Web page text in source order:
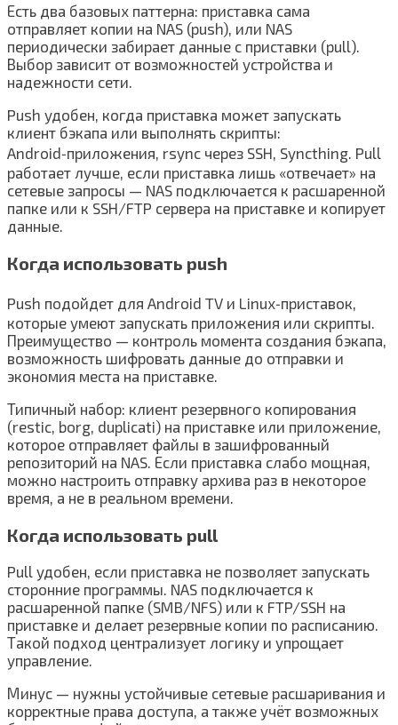
Есть два базовых паттерна: приставка сама
отправляет копии на NAS (push), или NAS
периодически забирает данные с приставки (pull).
Выбор зависит от возможностей устройства и
надежности сети.
Push удобен, когда приставка может запускать
клиент бэкапа или выполнять скрипты:
Android‑приложения, rsync через SSH, Syncthing. Pull
работает лучше, если приставка лишь «отвечает» на
сетевые запросы — NAS подключается к расшаренной
папке или к SSH/FTP сервера на приставке и копирует
данные.
Когда использовать push
Push подойдет для Android TV и Linux‑приставок,
которые умеют запускать приложения или скрипты.
Преимущество — контроль момента создания бэкапа,
возможность шифровать данные до отправки и
экономия места на приставке.
Типичный набор: клиент резервного копирования
(restic, borg, duplicati) на приставке или приложение,
которое отправляет файлы в зашифрованный
репозиторий на NAS. Если приставка слабо мощная,
можно настроить отправку архива раз в некоторое
время, а не в реальном времени.
Когда использовать pull
Pull удобен, если приставка не позволяет запускать
сторонние программы. NAS подключается к
расшаренной папке (SMB/NFS) или к FTP/SSH на
приставке и делает резервные копии по расписанию.
Такой подход централизует логику и упрощает
управление.
Минус — нужны устойчивые сетевые расшаривания и
корректные права доступа, а также учёт возможных